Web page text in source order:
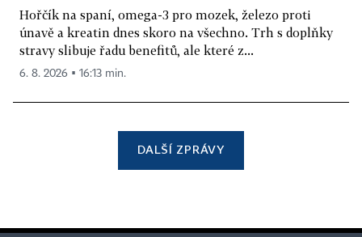
Hořčík na spaní, omega-3 pro mozek, železo proti
únavě a kreatin dnes skoro na všechno. Trh s doplňky
stravy slibuje řadu benefitů, ale které z...
6. 8. 2026 ▪ 16:13 min.
DALŠÍ ZPRÁVY